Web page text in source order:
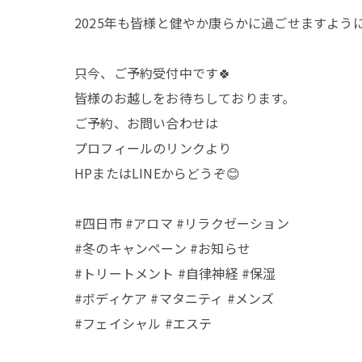
2025年も皆様と健やか康らかに過ごせますよう
只今、ご予約受付中です🍀
皆様のお越しをお待ちしております。
ご予約、お問い合わせは
プロフィールのリンクより
HPまたはLINEからどうぞ😊
#四日市 #アロマ #リラクゼーション
#冬のキャンペーン #お知らせ
#トリートメント #自律神経 #保湿
#ボディケア #マタニティ #メンズ
#フェイシャル #エステ